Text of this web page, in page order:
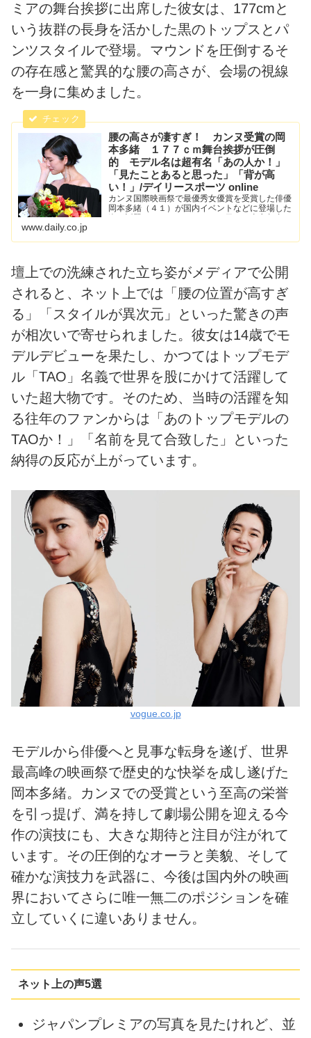
ミアの舞台挨拶に出席した彼女は、177cmと
いう抜群の長身を活かした黒のトップスとパ
ンツスタイルで登場。マウンドを圧倒するそ
の存在感と驚異的な腰の高さが、会場の視線
を一身に集めました。
腰の高さが凄すぎ！ カンヌ受賞の岡
本多緒 １７７ｃｍ舞台挨拶が圧倒
的 モデル名は超有名「あの人か！」
「見たことあると思った」「背が高
い！」/デイリースポーツ online
カンヌ国際映画祭で最優秀女優賞を受賞した俳優
岡本多緒（４１）が国内イベントなどに登場した
www.daily.co.jp
壇上での洗練された立ち姿がメディアで公開
されると、ネット上では「腰の位置が高すぎ
る」「スタイルが異次元」といった驚きの声
が相次いで寄せられました。彼女は14歳でモ
デルデビューを果たし、かつてはトップモデ
ル「TAO」名義で世界を股にかけて活躍して
いた超大物です。そのため、当時の活躍を知
る往年のファンからは「あのトップモデルの
TAOか！」「名前を見て合致した」といった
納得の反応が上がっています。
vogue.co.jp
モデルから俳優へと見事な転身を遂げ、世界
最高峰の映画祭で歴史的な快挙を成し遂げた
岡本多緒。カンヌでの受賞という至高の栄誉
を引っ提げ、満を持して劇場公開を迎える今
作の演技にも、大きな期待と注目が注がれて
います。その圧倒的なオーラと美貌、そして
確かな演技力を武器に、今後は国内外の映画
界においてさらに唯一無二のポジションを確
立していくに違いありません。
ネット上の声5選
ジャパンプレミアの写真を見たけれど、並